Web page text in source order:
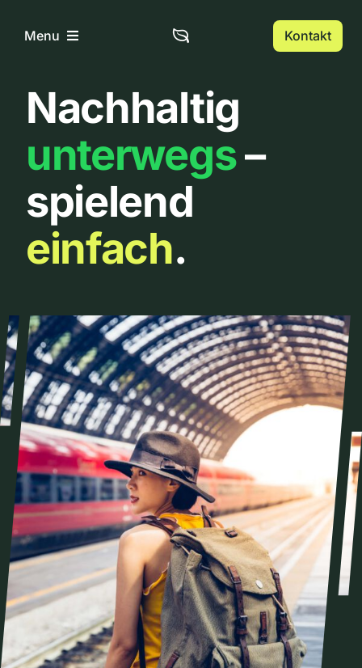
InhaltMenu
Home
Über uns
Urbanlist
Kontakt
Nachhaltig
unterwegs–
spielend
einfach.